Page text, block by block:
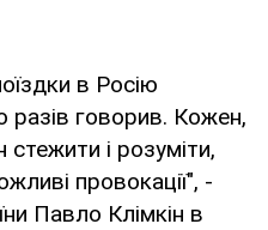
в Росію
разів говорив. Кожен,
і розуміти,
провокації", -
Павло Клімкін в